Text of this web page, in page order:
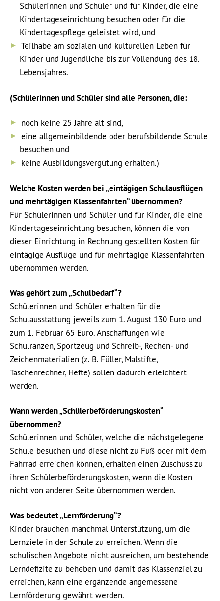
Schülerinnen und Schüler und für Kinder, die eine
Kindertageseinrichtung besuchen oder für die
Kindertagespflege geleistet wird, und
Teilhabe am sozialen und kulturellen Leben für
Kinder und Jugendliche bis zur Vollendung des 18.
Lebensjahres.
(Schülerinnen und Schüler sind alle Personen, die:
noch keine 25 Jahre alt sind,
eine allgemeinbildende oder berufsbildende Schule
besuchen und
keine Ausbildungsvergütung erhalten.)
Welche Kosten werden bei „eintägigen Schulausflügen
und mehrtägigen Klassenfahrten“ übernommen?
Für Schülerinnen und Schüler und für Kinder, die eine
Kindertageseinrichtung besuchen, können die von
dieser Einrichtung in Rechnung gestellten Kosten für
eintägige Ausflüge und für mehrtägige Klassenfahrten
übernommen werden.
Was gehört zum „Schulbedarf“?
Schülerinnen und Schüler erhalten für die
Schulausstattung jeweils zum 1. August 130 Euro und
zum 1. Februar 65 Euro. Anschaffungen wie
Schulranzen, Sportzeug und Schreib-, Rechen- und
Zeichenmaterialien (z. B. Füller, Malstifte,
Taschenrechner, Hefte) sollen dadurch erleichtert
werden.
Wann werden „Schülerbeförderungskosten“
übernommen?
Schülerinnen und Schüler, welche die nächstgelegene
Schule besuchen und diese nicht zu Fuß oder mit dem
Fahrrad erreichen können, erhalten einen Zuschuss zu
ihren Schülerbeförderungskosten, wenn die Kosten
nicht von anderer Seite übernommen werden.
Was bedeutet „Lernförderung“?
Kinder brauchen manchmal Unterstützung, um die
Lernziele in der Schule zu erreichen. Wenn die
schulischen Angebote nicht ausreichen, um bestehende
Lerndefizite zu beheben und damit das Klassenziel zu
erreichen, kann eine ergänzende angemessene
Lernförderung gewährt werden.